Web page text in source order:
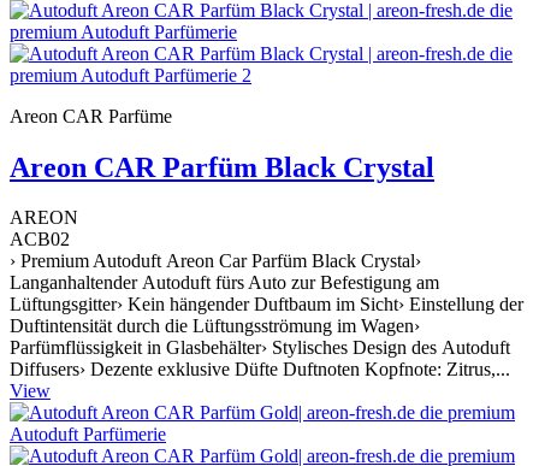
Areon CAR Parfüme
Areon CAR Parfüm Black Crystal
AREON
ACB02
› Premium Autoduft Areon Car Parfüm Black Crystal›
Langanhaltender Autoduft fürs Auto zur Befestigung am
Lüftungsgitter› Kein hängender Duftbaum im Sicht› Einstellung der
Duftintensität durch die Lüftungsströmung im Wagen›
Parfümflüssigkeit in Glasbehälter› Stylisches Design des Autoduft
Diffusers› Dezente exklusive Düfte Duftnoten Kopfnote: Zitrus,...
View